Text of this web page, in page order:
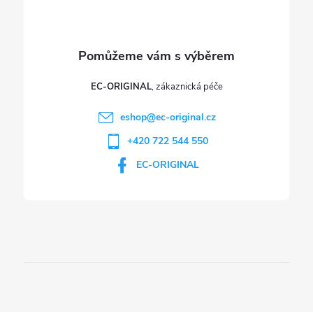
EC-ORIGINAL
eshop@ec-original.cz
+420 722 544 550
EC-ORIGINAL